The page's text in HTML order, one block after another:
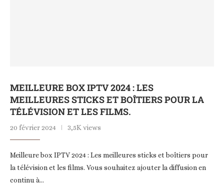
MEILLEURE BOX IPTV 2024 : LES
MEILLEURES STICKS ET BOÎTIERS POUR LA
TÉLÉVISION ET LES FILMS.
20 février 2024 3,5K views
Meilleure box IPTV 2024 : Les meilleures sticks et boîtiers pour
la télévision et les films. Vous souhaitez ajouter la diffusion en
continu à…